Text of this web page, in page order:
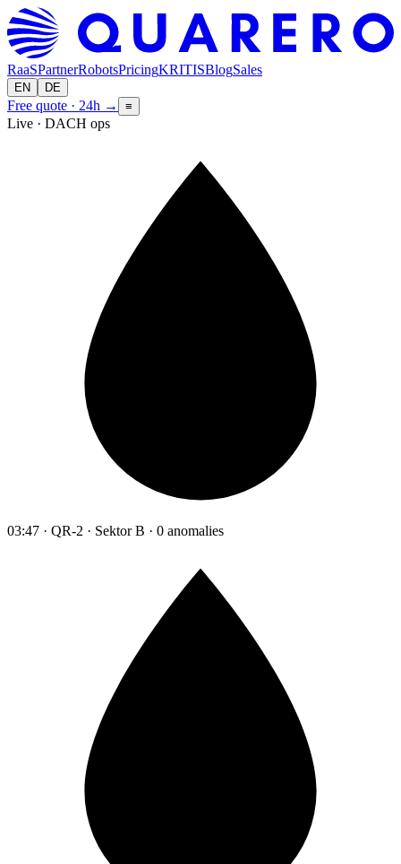
RaaSPartnerRobotsPricingKRITISBlogSales
EN DE
Free quote · 24h → ≡
Live · DACH ops
03:47 · QR-2 · Sektor B · 0 anomalies